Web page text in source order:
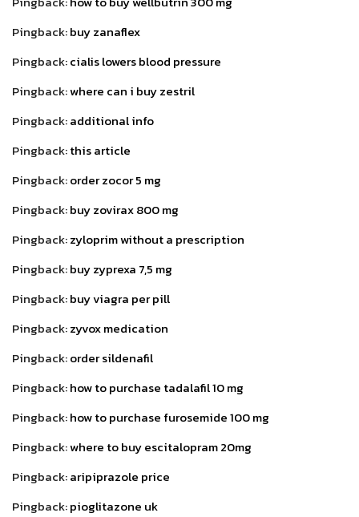
Pingback:buy zanaflex
Pingback:cialis lowers blood pressure
Pingback:where can i buy zestril
Pingback:additional info
Pingback:this article
Pingback:order zocor 5 mg
Pingback:buy zovirax 800 mg
Pingback:zyloprim without a prescription
Pingback:buy zyprexa 7,5 mg
Pingback:buy viagra per pill
Pingback:zyvox medication
Pingback:order sildenafil
Pingback:how to purchase tadalafil 10 mg
Pingback:how to purchase furosemide 100 mg
Pingback:where to buy escitalopram 20mg
Pingback:aripiprazole price
Pingback:pioglitazone uk